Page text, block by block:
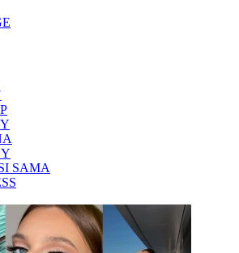
SAMA